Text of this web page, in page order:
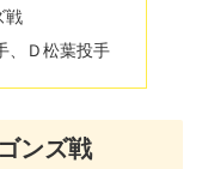
戦
、Ｄ松葉投手
ンズ戦